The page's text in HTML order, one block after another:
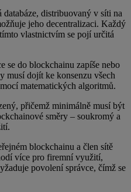
distribuovaný v síti na
jeho decentralizaci. Každý
vlastnictvím se pojí určitá
se do blockchainu zapíše nebo
musí dojít ke konsenzu všech
matematických algoritmů.
přičemž minimálně musí být
směry – soukromý a
blockchainu a člen sítě
více pro firemní využití,
povolení správce, čímž se